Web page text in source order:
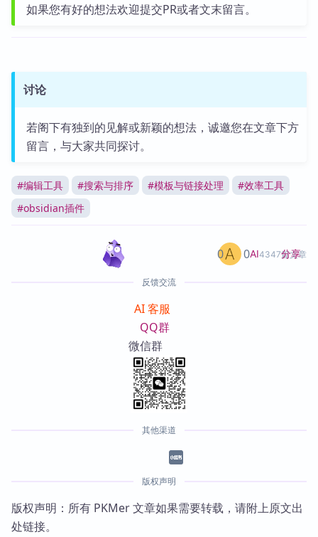
如果您有好的想法欢迎提交PR或者文末留言。
讨论
若阁下有独到的见解或新颖的想法，诚邀您在文章下方
留言，与大家共同探讨。
#编辑工具 #搜索与排序 #模板与链接处理 #效率工具
#obsidian插件
AI4347篇文章
0 0 分享
反馈交流
AI 客服
QQ群
微信群
其他渠道
版权声明
版权声明：所有 PKMer 文章如果需要转载，请附上原文出
处链接。